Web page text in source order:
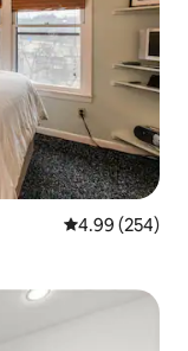
औसत रेटिंग 5 में से
4.99 (254)